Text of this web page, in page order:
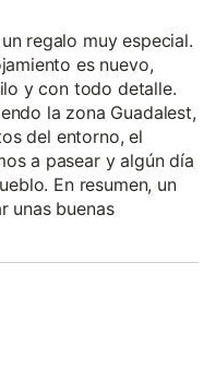
empotrado, cuarto de
a la montaña.
de toda la
rutas
escalada,
regalo muy especial.
es nuevo,
y con todo detalle.
la zona Guadalest,
del entorno, el
a pasear y algún día
En resumen, un
unas buenas